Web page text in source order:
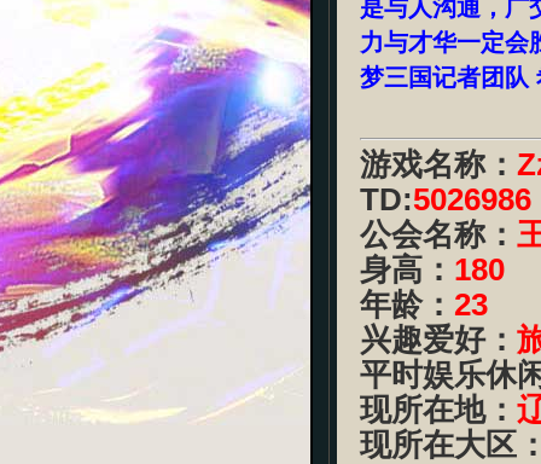
是与人沟通，广
力与才华一定会
梦三国记者团队
游戏名称：
TD:5026986
公会名称：
身高： 180
年龄： 23
兴趣爱好：
平时娱乐休
现所在地：
现所在大区